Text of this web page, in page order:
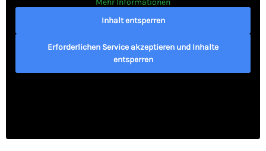
Mehr Informationen
Inhalt entsperren
Erforderlichen Service akzeptieren und Inhalte
entsperren